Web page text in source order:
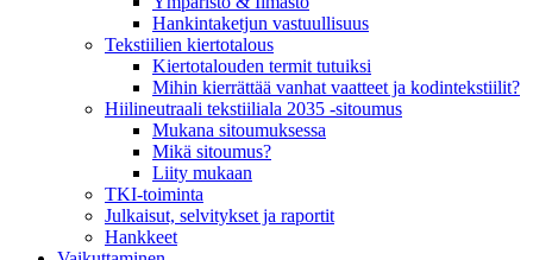
Hankintaketjun vastuullisuus
Tekstiilien kiertotalous
Kiertotalouden termit tutuiksi
Mihin kierrättää vanhat vaatteet ja kodintekstiilit?
Hiilineutraali tekstiiliala 2035 -sitoumus
Mukana sitoumuksessa
Mikä sitoumus?
Liity mukaan
TKI-toiminta
Julkaisut, selvitykset ja raportit
Hankkeet